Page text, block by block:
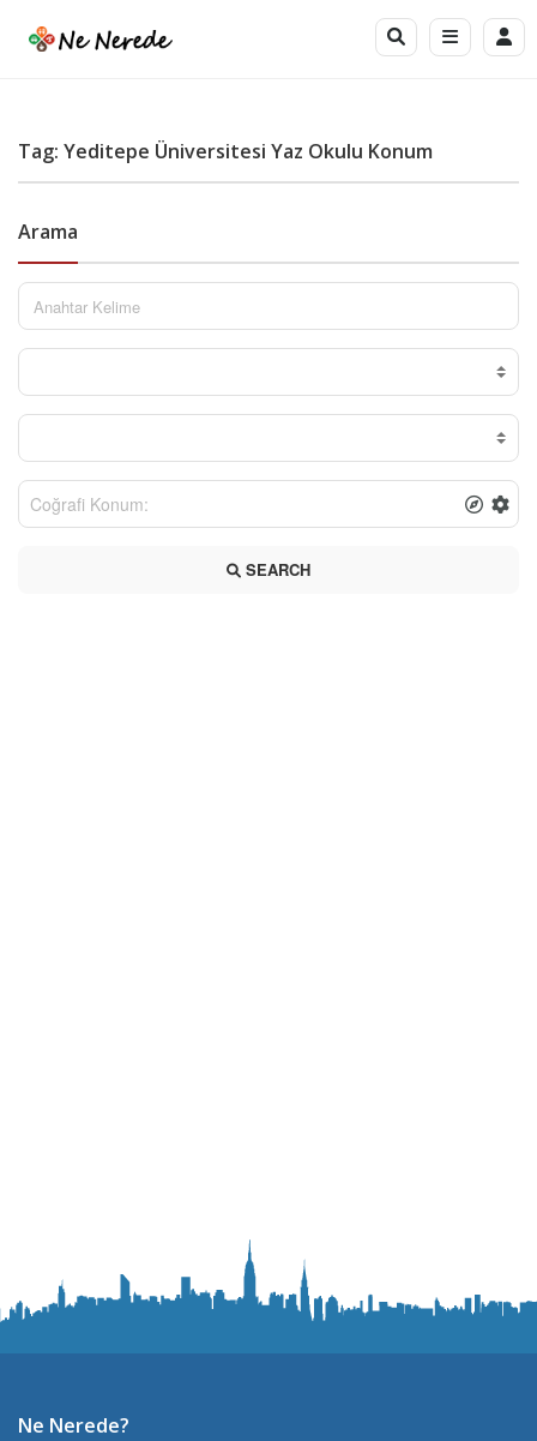
Tag: Yeditepe Üniversitesi Yaz Okulu Konum
Arama
SEARCH
Ne Nerede?